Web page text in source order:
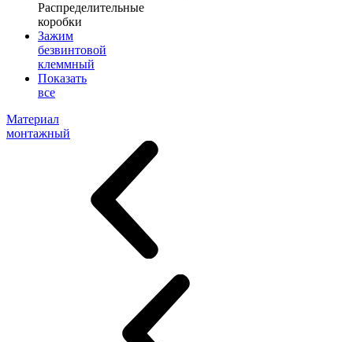
Распределительные
коробки
Зажим
безвинтовой
клеммный
Показать
все
Материал
монтажный